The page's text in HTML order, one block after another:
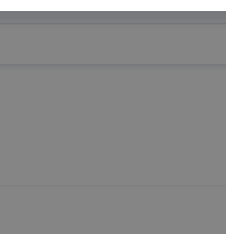
Önnek még jobb